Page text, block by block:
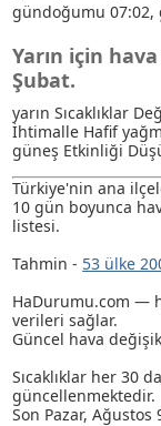
gündoğumu 07:02,
Yarın için
Şubat.
yarın Sıcaklıklar
İhtimalle Hafif
güneş Etkinliği
Türkiye'nin ana
10 gün boyunca
listesi.
Tahmin - 53 ülke
HaDurumu.com —
verileri sağlar.
Güncel hava
Sıcaklıklar her 30
güncellenmektedir.
Son Pazar, Ağustos